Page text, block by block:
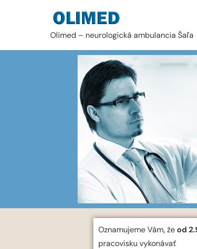
Olimed – neurologická ambulancia Šaľa
Oznamujeme Vám, žeod
pracovisku vykonávať